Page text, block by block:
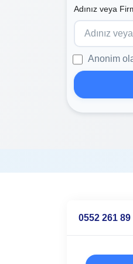
Adınız veya
Anonim
0552 261